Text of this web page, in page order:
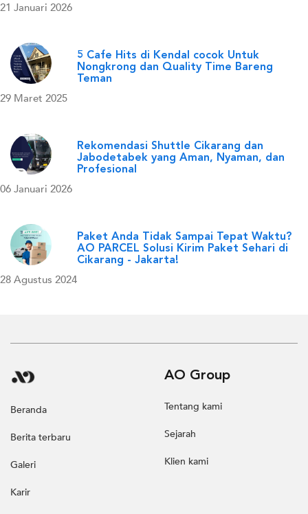
21 Januari 2026
5 Cafe Hits di Kendal cocok Untuk
Nongkrong dan Quality Time Bareng
Teman
29 Maret 2025
Rekomendasi Shuttle Cikarang dan
Jabodetabek yang Aman, Nyaman, dan
Profesional
06 Januari 2026
Paket Anda Tidak Sampai Tepat Waktu?
AO PARCEL Solusi Kirim Paket Sehari di
Cikarang - Jakarta!
28 Agustus 2024
Beranda
Berita terbaru
Galeri
Karir
AO Group
Tentang kami
Sejarah
Klien kami